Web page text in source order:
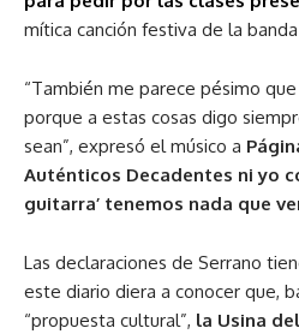
mítica canción festiva de la
“También me parece pésimo
porque a estas cosas digo
sean”, expresó el músico a
Auténticos Decadentes ni yo
guitarra’ tenemos nada que
Las declaraciones de Serrano
este diario diera a conocer que,
“propuesta cultural”, la Usina